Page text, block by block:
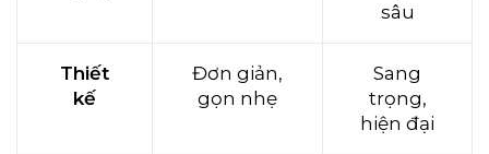
sâu
Thiết
kế
Đơn giản,
gọn nhẹ
Sang
trọng,
hiện đại